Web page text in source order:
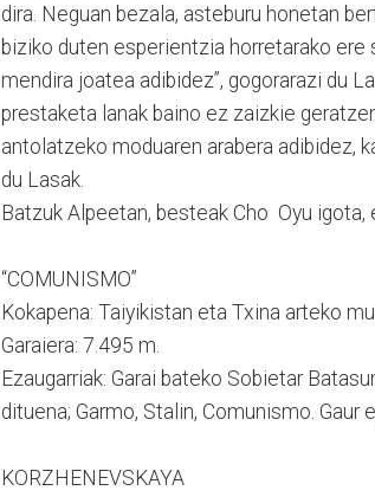
dira. Neguan bezala, asteburu honetan
biziko duten esperientzia horretarako
mendira joatea adibidez”, gogorarazi du
prestaketa lanak baino ez zaizkie
antolatzeko moduaren arabera adibidez,
du Lasak.
Batzuk Alpeetan, besteak Cho Oyu igota,
“COMUNISMO”
Kokapena: Taiyikistan eta Txina arteko
Garaiera: 7.495 m.
Ezaugarriak: Garai bateko Sobietar
dituena; Garmo, Stalin, Comunismo. Gaur
KORZHENEVSKAYA